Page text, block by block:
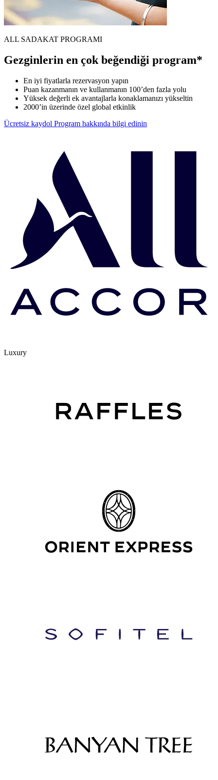
ALL SADAKAT PROGRAMI
Gezginlerin en çok beğendiği program*
En iyi fiyatlarla rezervasyon yapın
Puan kazanmanın ve kullanmanın 100’den fazla yolu
Yüksek değerli ek avantajlarla konaklamanızı yükseltin
2000’in üzerinde özel global etkinlik
Ücretsiz kaydol Program hakkında bilgi edinin
Luxury